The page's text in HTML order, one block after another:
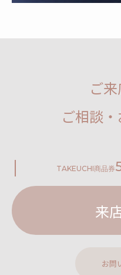
ご
ご相談
TAKEUCHI商品券
来
お問